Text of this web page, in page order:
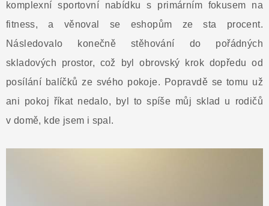
komplexní sportovní nabídku s primárním fokusem na
fitness, a věnoval se eshopům ze sta procent.
Následovalo konečně stěhování do pořádných
skladových prostor, což byl obrovský krok dopředu od
posílání balíčků ze svého pokoje. Popravdě se tomu už
ani pokoj říkat nedalo, byl to spíše můj sklad u rodičů
v domě, kde jsem i spal.